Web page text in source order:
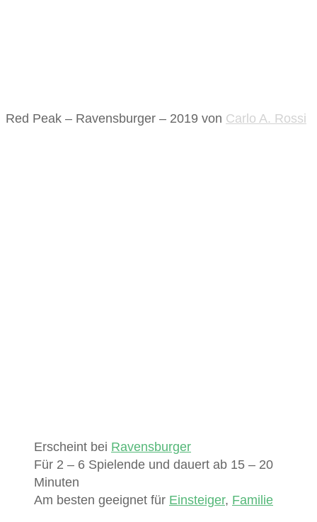
Red Peak – Ravensburger – 2019 von Carlo A. Rossi
Erscheint bei Ravensburger
Für 2 – 6 Spielende und dauert ab 15 – 20
Minuten
Am besten geeignet für Einsteiger, Familie